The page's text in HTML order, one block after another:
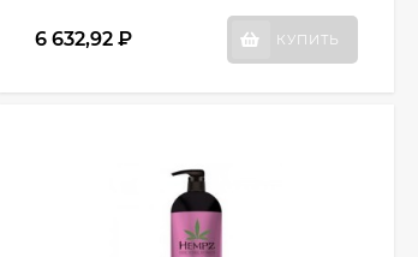
6 632,92 ₽ КУПИТЬ